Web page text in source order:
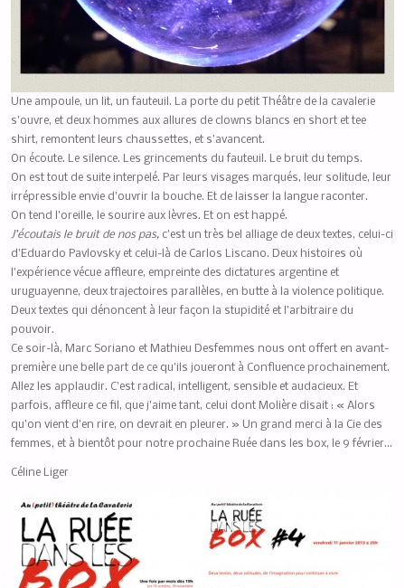
Une ampoule, un lit, un fauteuil. La porte du petit Théâtre de la cavalerie
s’ouvre, et deux hommes aux allures de clowns blancs en short et tee
shirt, remontent leurs chaussettes, et s’avancent.
On écoute. Le silence. Les grincements du fauteuil. Le bruit du temps.
On est tout de suite interpelé. Par leurs visages marqués, leur solitude, leur
irrépressible envie d’ouvrir la bouche. Et de laisser la langue raconter.
On tend l’oreille, le sourire aux lèvres. Et on est happé.
J’écoutais le bruit de nos pas,c’est un très bel alliage de deux textes, celui-ci
d’Eduardo Pavlovsky et celui-là de Carlos Liscano. Deux histoires où
l’expérience vécue affleure, empreinte des dictatures argentine et
uruguayenne, deux trajectoires parallèles, en butte à la violence politique.
Deux textes qui dénoncent à leur façon la stupidité et l’arbitraire du
pouvoir.
Ce soir-là, Marc Soriano et Mathieu Desfemmes nous ont offert en avant-
première une belle part de ce qu’ils joueront à Confluence prochainement.
Allez les applaudir. C’est radical, intelligent, sensible et audacieux. Et
parfois, affleure ce fil, que j’aime tant, celui dont Molière disait : « Alors
qu’on vient d’en rire, on devrait en pleurer. » Un grand merci à la Cie des
femmes, et à bientôt pour notre prochaine Ruée dans les box, le 9 février…
Céline Liger